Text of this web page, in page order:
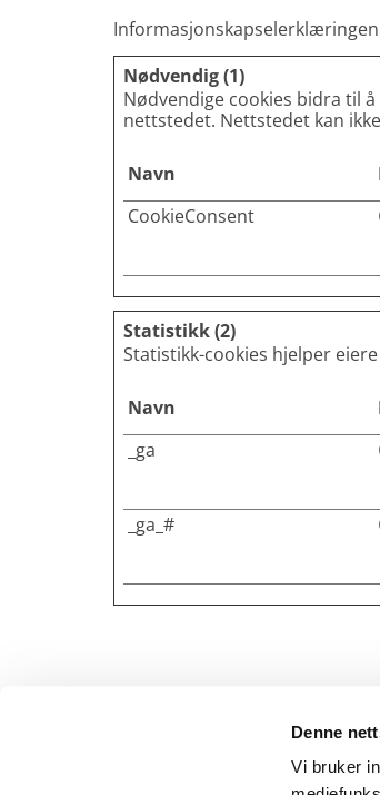
Denne
Vi bruker
Nødvendig (1)
Nødvendige cookies bidra til
nettstedet. Nettstedet kan
Navn
CookieConsent
Statistikk (2)
Statistikk-cookies hjelper
Navn
_ga
_ga_#